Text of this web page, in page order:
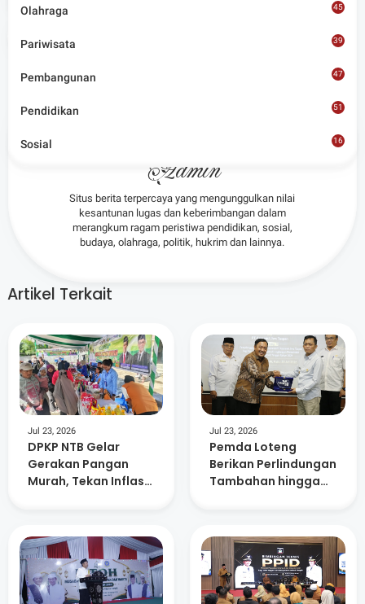
Admin
Situs berita terpercaya yang mengunggulkan nilai
kesantunan lugas dan keberimbangan dalam
merangkum ragam peristiwa pendidikan, sosial,
budaya, olahraga, politik, hukrim dan lainnya.
Artikel Terkait
Jul 23, 2026
DPKP NTB Gelar
Gerakan Pangan
Murah, Tekan Inflasi
Jul 23, 2026
Pemda Loteng
Berikan Perlindungan
Tambahan hingga
Olahraga 45
Pariwisata 39
Pembangunan 47
Pendidikan 51
Sosial
16